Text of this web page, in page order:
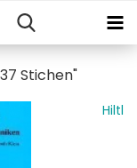
Stichen"
Hiltl